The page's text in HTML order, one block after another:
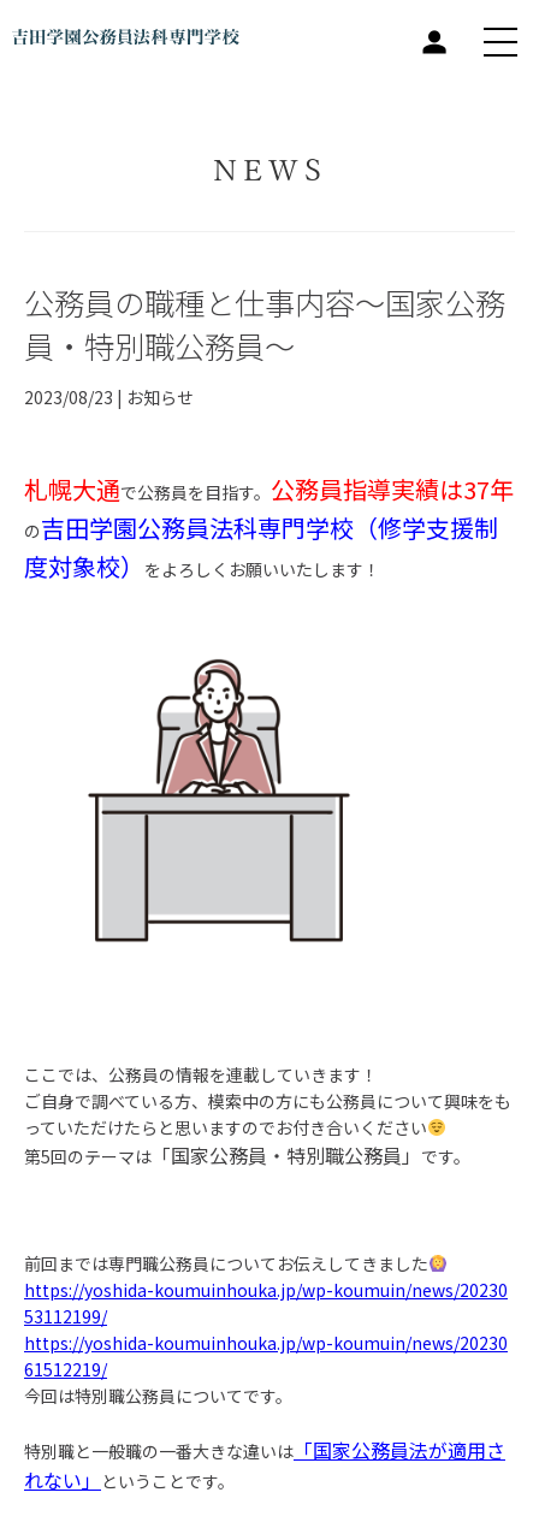
NEWS
公務員の職種と仕事内容～国家公務
員・特別職公務員～
2023/08/23 | お知らせ
札幌大通で公務員を目指す。 公務員指導実績は37年
の吉田学園公務員法科専門学校（修学支援制
度対象校）
をよろしくお願いいたします！
ここでは、公務員の情報を連載していきます！
ご自身で調べている方、模索中の方にも公務員について興味をも
っていただけたらと思いますのでお付き合いください
第5回のテーマは 「国家公務員・特別職公務員」 です。
前回までは専門職公務員についてお伝えしてきました
https://yoshida-koumuinhouka.jp/wp-koumuin/news/20230
53112199/
https://yoshida-koumuinhouka.jp/wp-koumuin/news/20230
61512219/
今回は特別職公務員についてです。
特別職と一般職の一番大きな違いは 「国家公務員法が適用さ
れない」
ということです。